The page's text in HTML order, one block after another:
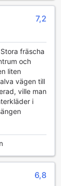
Pattaya
Här kan
främjar
om en kväll
eller en
det alltid
och
som
i toppform.
7,2
fräscha
och
liten
vägen till
ville man
i
6,8